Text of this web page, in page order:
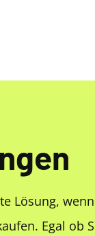
Lösung,
Egal ob